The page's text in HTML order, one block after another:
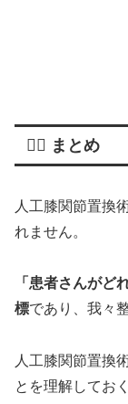
👨‍⚕️ まとめ
人工膝関節置換
れません。
「患者さんがど
標であり、我々
人工膝関節置換
とを理解してお